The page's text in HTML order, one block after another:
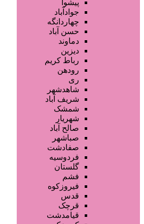
محصولات پوست
محصولات مو
محصولات آرایشی
تجهیزات سالن زیبایی
خدمات دندانپزشکی
سایر خدمات
پیشوا
جوادآباد
چهاردانگه
حسن آباد
دماوند
دیزین
رباط کریم
رودهن
ری
شاهدشهر
شریف آباد
شمشک
شهریار
صالح آباد
صباشهر
صفادشت
فردوسیه
گلستان
فشم
فیروزکوه
قدس
قرچک
قیامدشت